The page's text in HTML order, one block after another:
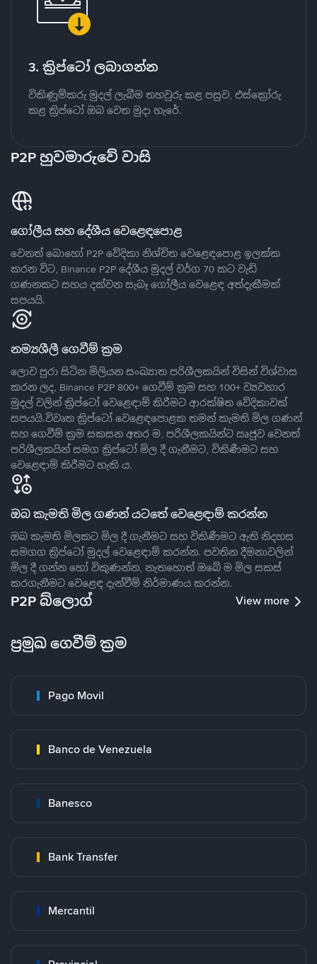
3. ක්‍රිප්ටෝ ලබාගන්න
විකිණුම්කරු මුදල් ලැබීම තහවුරු කළ පසුව, එස්ක්‍රෝරු
කළ ක්‍රිප්ටෝ ඔබ වෙත මුදා හැරේ.
P2P හුවමාරුවේ වාසි
ගෝලීය සහ දේශීය වෙළෙඳපොළ
වෙනත් බොහෝ P2P වේදිකා නිශ්චිත වෙළෙඳපොළ ඉලක්ක
කරන විට, Binance P2P දේශීය මුදල් වර්ග 70 කට වැඩි
ගණනකට සහය දක්වන සැබෑ ගෝලීය වෙළෙඳ අත්දැකීමක්
සපයයි.
නම්‍යශීලී ගෙවීම් ක්‍රම
ලොව පුරා සිටින මිලියන සංඛ්‍යාත පරිශීලකයින් විසින් විශ්වාස
කරන ලද, Binance P2P 800+ ගෙවීම් ක්‍රම සහ 100+ ව්‍යවහාර
මුදල් වලින් ක්‍රිප්ටෝ වෙළෙඳාම් කිරීමට ආරක්ෂිත වේදිකාවක්
සපයයි.විවෘත ක්‍රිප්ටෝ වෙළෙඳපොළක තමන් කැමති මිල ගණන්
සහ ගෙවීම් ක්‍රම සකසන අතර ම, පරිශීලකයින්ට ඍජුව වෙනත්
පරිශීලකයින් සමග ක්‍රිප්ටෝ මිල දී ගැනීමට, විකිණීමට සහ
වෙළෙඳාම් කිරීමට හැකි ය.
ඔබ කැමති මිල ගණන් යටතේ වෙළෙඳාම් කරන්න
ඔබ කැමති මිලකට මිල දී ගැනීමට සහ විකිණීමට ඇති නිදහස
සමගග ක්‍රිප්ටෝ මුදල් වෙළෙඳාම් කරන්න. පවතින දීමනාවලින්
මිල දී ගන්න හෝ විකුණන්න, නැතහොත් ඔබේ ම මිල සකස්
කරගැනීමට වෙළෙඳ දැන්වීම් නිර්මාණය කරන්න.
P2P බ්ලොග් View more
ප්‍රමුඛ ගෙවීම් ක්‍රම
Pago Movil
Banco de Venezuela
Banesco
Bank Transfer
Mercantil